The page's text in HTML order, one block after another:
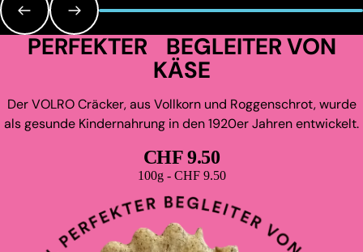
PERFEKTER BEGLEITER VON
KÄSE
Der VOLRO Cräcker, aus Vollkorn und Roggenschrot, wurde
als gesunde Kindernahrung in den 1920er Jahren entwickelt.
CHF 9.50
Grundpreis
100g - CHF 9.50